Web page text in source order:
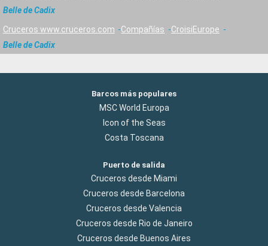
Belle de Cadix
Cruceros www.cruceros.com Compañías
CroisiEurope
Belle de Cadix
Barcos más populares
MSC World Europa
Icon of the Seas
Costa Toscana
Puerto de salida
Cruceros desde Miami
Cruceros desde Barcelona
Cruceros desde Valencia
Cruceros desde Rio de Janeiro
Cruceros desde Buenos Aires